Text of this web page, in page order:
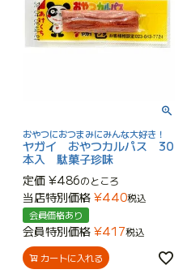
おやつにおつまみにみんな大好き！
ヤガイ おやつカルパス 30
本入 駄菓子珍味
定価 ¥486のところ
当店特別価格 ¥440税込
会員価格あり
会員特別価格 ¥417税込
カートに入れる